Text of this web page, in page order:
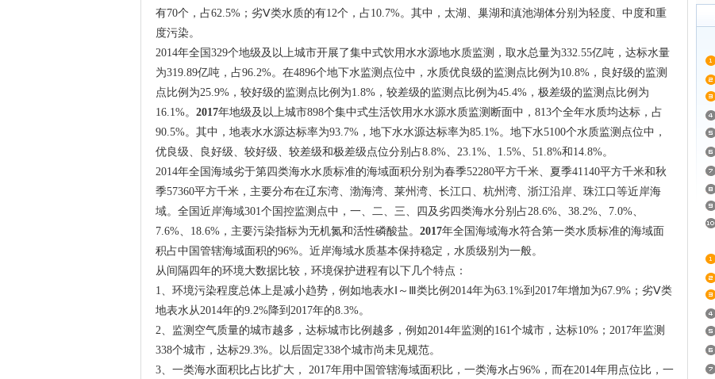
有70个，占62.5%；劣Ⅴ类水质的有12个，占10.7%。其中，太湖、巢湖和滇池湖体分别为轻度、中度和重
度污染。
2014年全国329个地级及以上城市开展了集中式饮用水水源地水质监测，取水总量为332.55亿吨，达标水量
为319.89亿吨，占96.2%。在4896个地下水监测点位中，水质优良级的监测点比例为10.8%，良好级的监测
点比例为25.9%，较好级的监测点比例为1.8%，较差级的监测点比例为45.4%，极差级的监测点比例为
16.1%。 2017年地级及以上城市898个集中式生活饮用水水源水质监测断面中，813个全年水质均达标，占
90.5%。其中，地表水水源达标率为93.7%，地下水水源达标率为85.1%。地下水5100个水质监测点位中，
优良级、良好级、较好级、较差级和极差级点位分别占8.8%、23.1%、1.5%、51.8%和14.8%。
2014年全国海域劣于第四类海水水质标准的海域面积分别为春季52280平方千米、夏季41140平方千米和秋
季57360平方千米，主要分布在辽东湾、渤海湾、莱州湾、长江口、杭州湾、浙江沿岸、珠江口等近岸海
域。全国近岸海域301个国控监测点中，一、二、三、四及劣四类海水分别占28.6%、38.2%、7.0%、
7.6%、18.6%，主要污染指标为无机氮和活性磷酸盐。 2017年全国海域海水符合第一类水质标准的海域面
积占中国管辖海域面积的96%。近岸海域水质基本保持稳定，水质级别为一般。
从间隔四年的环境大数据比较，环境保护进程有以下几个特点：
1、环境污染程度总体上是减小趋势，例如地表水Ⅰ～Ⅲ类比例2014年为63.1%到2017年增加为67.9%；劣Ⅴ类
地表水从2014年的9.2%降到2017年的8.3%。
2、监测空气质量的城市越多，达标城市比例越多，例如2014年监测的161个城市，达标10%；2017年监测
338个城市，达标29.3%。以后固定338个城市尚未见规范。
3、一类海水面积比占比扩大， 2017年用中国管辖海域面积比，一类海水占96%，而在2014年用点位比，一